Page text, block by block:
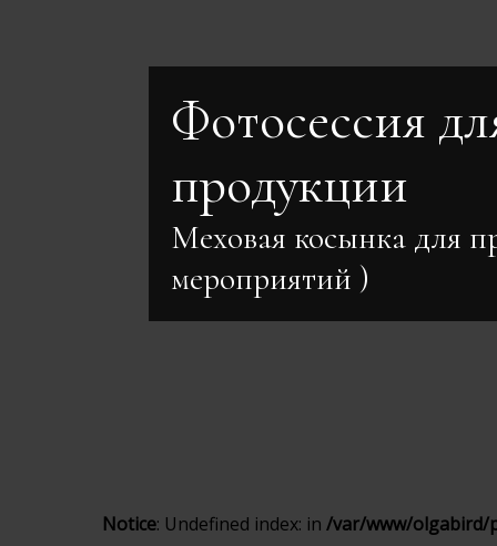
Фотосессия
Меховая косынка для
: Undefined index: in